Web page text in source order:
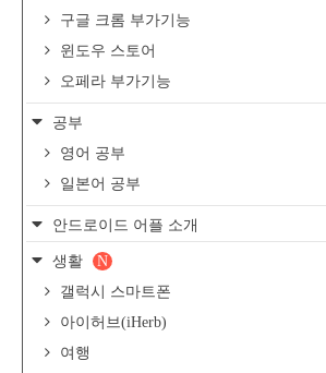
구글 크롬 부가기능
윈도우 스토어
오페라 부가기능
공부
영어 공부
일본어 공부
안드로이드 어플 소개
생활
N
갤럭시 스마트폰
아이허브(iHerb)
여행